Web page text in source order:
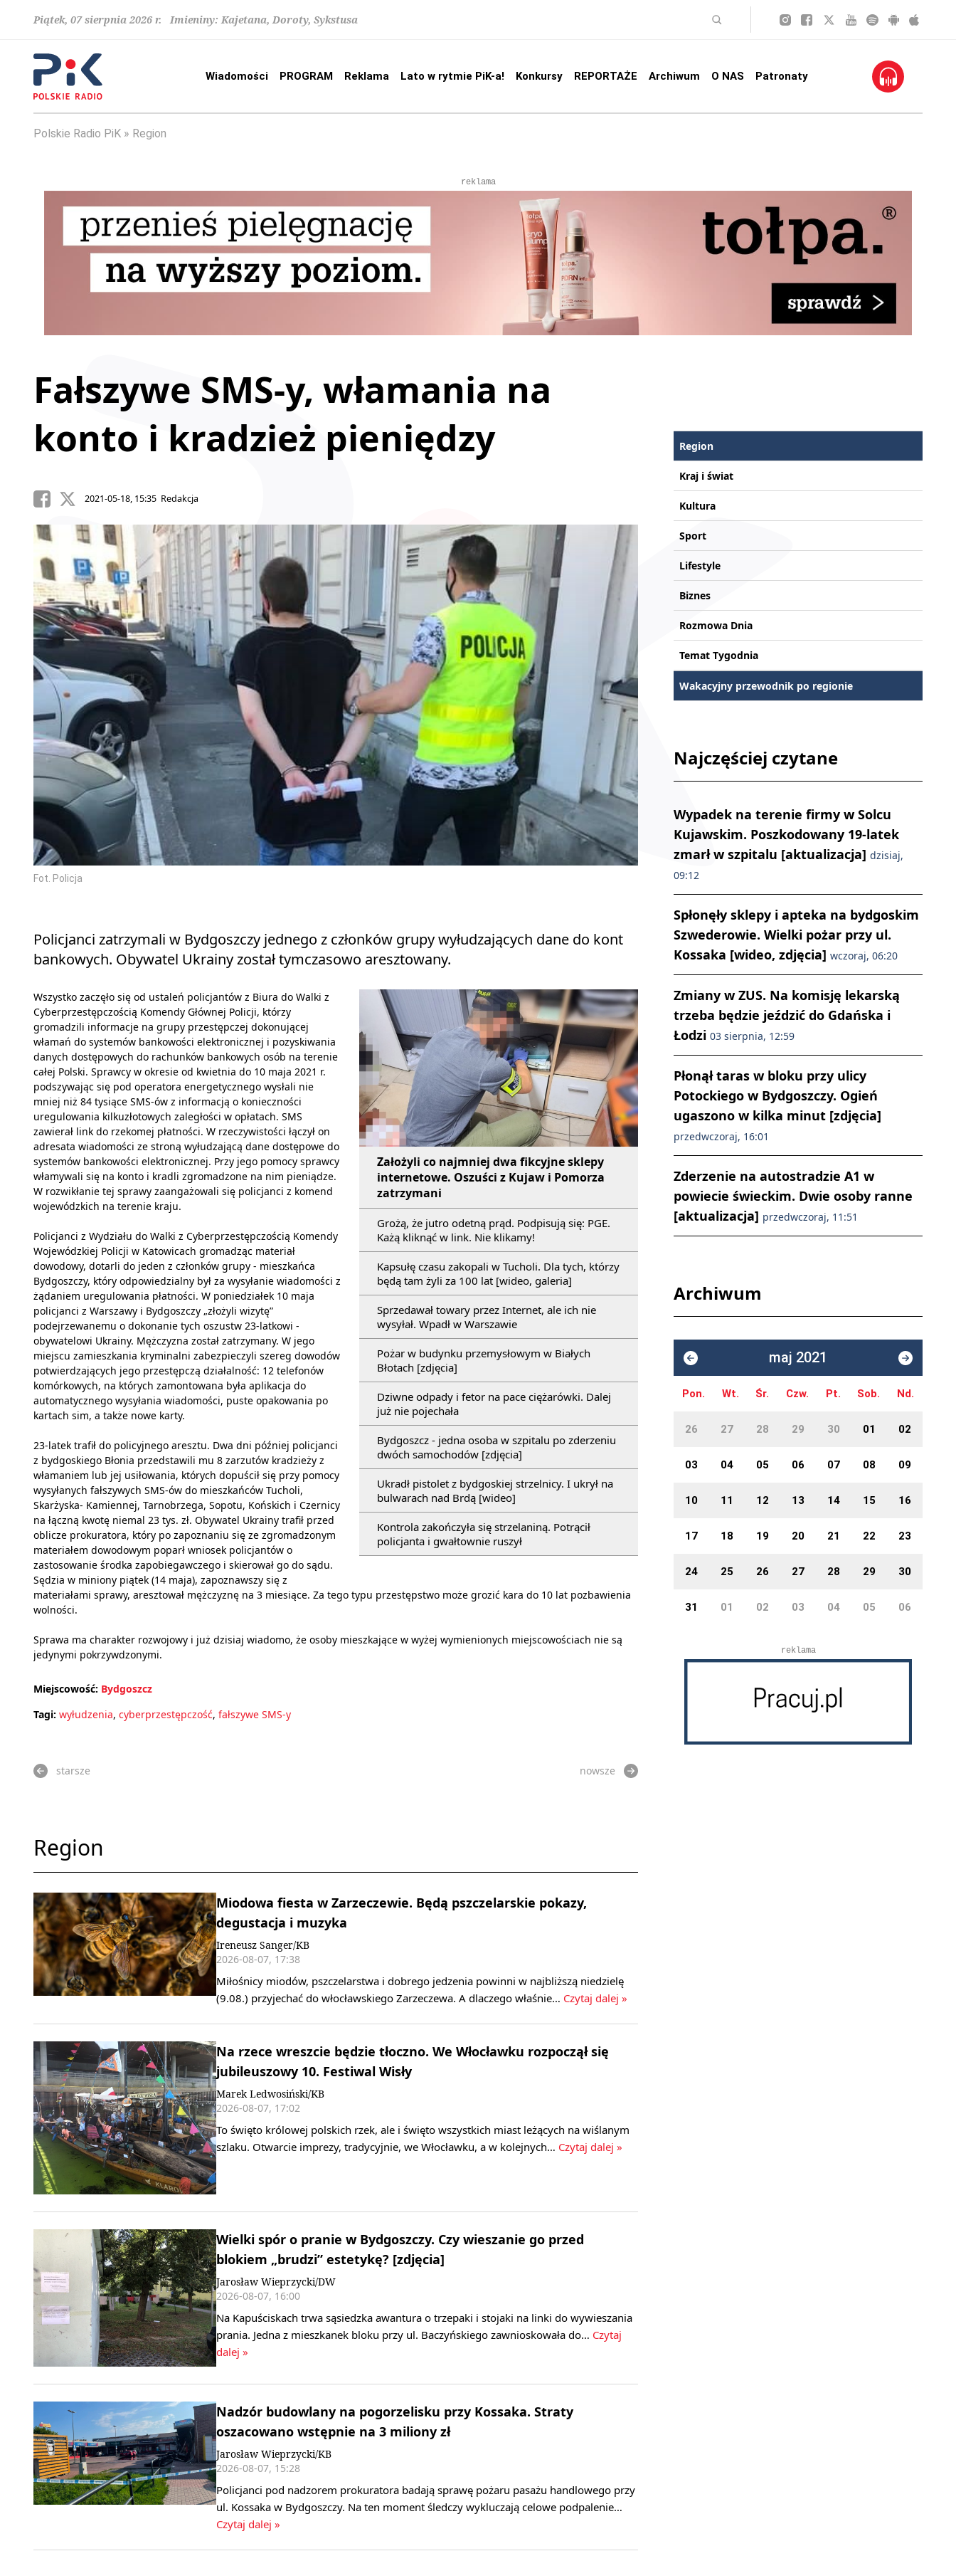
Piątek, 07 sierpnia 2026 r. Imieniny: Kajetana, Doroty, Sykstusa
Wiadomości PROGRAM Reklama Lato w rytmie PiK-a! Konkursy REPORTAŻE Archiwum O NAS Patronaty
Polskie Radio PiK Region
reklama
Fałszywe SMS-y, włamania na
konto i kradzież pieniędzy
2021-05-18, 15:35 Redakcja
Fot. Policja
Policjanci zatrzymali w Bydgoszczy jednego z członków grupy wyłudzających dane do kont
bankowych. Obywatel Ukrainy został tymczasowo aresztowany.
Założyli co najmniej dwa fikcyjne sklepy
internetowe. Oszuści z Kujaw i Pomorza
zatrzymani
Grożą, że jutro odetną prąd. Podpisują się: PGE.
Każą kliknąć w link. Nie klikamy!
Kapsułę czasu zakopali w Tucholi. Dla tych, którzy
będą tam żyli za 100 lat [wideo, galeria]
Sprzedawał towary przez Internet, ale ich nie
wysyłał. Wpadł w Warszawie
Pożar w budynku przemysłowym w Białych
Błotach [zdjęcia]
Dziwne odpady i fetor na pace ciężarówki. Dalej
już nie pojechała
Bydgoszcz - jedna osoba w szpitalu po zderzeniu
dwóch samochodów [zdjęcia]
Ukradł pistolet z bydgoskiej strzelnicy. I ukrył na
bulwarach nad Brdą [wideo]
Kontrola zakończyła się strzelaniną. Potrącił
policjanta i gwałtownie ruszył
Wszystko zaczęło się od ustaleń policjantów z Biura do Walki z
Cyberprzestępczością Komendy Głównej Policji, którzy
gromadzili informacje na grupy przestępczej dokonującej
włamań do systemów bankowości elektronicznej i pozyskiwania
danych dostępowych do rachunków bankowych osób na terenie
całej Polski. Sprawcy w okresie od kwietnia do 10 maja 2021 r.
podszywając się pod operatora energetycznego wysłali nie
mniej niż 84 tysiące SMS-ów z informacją o konieczności
uregulowania kilkuzłotowych zaległości w opłatach. SMS
zawierał link do rzekomej płatności. W rzeczywistości łączył on
adresata wiadomości ze stroną wyłudzającą dane dostępowe do
systemów bankowości elektronicznej. Przy jego pomocy sprawcy
włamywali się na konto i kradli zgromadzone na nim pieniądze.
W rozwikłanie tej sprawy zaangażowali się policjanci z komend
wojewódzkich na terenie kraju.
Policjanci z Wydziału do Walki z Cyberprzestępczością Komendy
Wojewódzkiej Policji w Katowicach gromadząc materiał
dowodowy, dotarli do jeden z członków grupy - mieszkańca
Bydgoszczy, który odpowiedzialny był za wysyłanie wiadomości z
żądaniem uregulowania płatności. W poniedziałek 10 maja
policjanci z Warszawy i Bydgoszczy „złożyli wizytę”
podejrzewanemu o dokonanie tych oszustw 23-latkowi -
obywatelowi Ukrainy. Mężczyzna został zatrzymany. W jego
miejscu zamieszkania kryminalni zabezpieczyli szereg dowodów
potwierdzających jego przestępczą działalność: 12 telefonów
komórkowych, na których zamontowana była aplikacja do
automatycznego wysyłania wiadomości, puste opakowania po
kartach sim, a także nowe karty.
23-latek trafił do policyjnego aresztu. Dwa dni później policjanci
z bydgoskiego Błonia przedstawili mu 8 zarzutów kradzieży z
włamaniem lub jej usiłowania, których dopuścił się przy pomocy
wysyłanych fałszywych SMS-ów do mieszkańców Tucholi,
Skarżyska- Kamiennej, Tarnobrzega, Sopotu, Końskich i Czernicy
na łączną kwotę niemal 23 tys. zł. Obywatel Ukrainy trafił przed
oblicze prokuratora, który po zapoznaniu się ze zgromadzonym
materiałem dowodowym poparł wniosek policjantów o
zastosowanie środka zapobiegawczego i skierował go do sądu.
Sędzia w miniony piątek (14 maja), zapoznawszy się z
materiałami sprawy, aresztował mężczyznę na 3 miesiące. Za tego typu przestępstwo może grozić kara do 10 lat pozbawienia
wolności.
Sprawa ma charakter rozwojowy i już dzisiaj wiadomo, że osoby mieszkające w wyżej wymienionych miejscowościach nie są
jedynymi pokrzywdzonymi.
Miejscowość: Bydgoszcz
Tagi: wyłudzenia, cyberprzestępczość, fałszywe SMS-y
starsze nowsze
Region
Miodowa fiesta w Zarzeczewie. Będą pszczelarskie pokazy,
degustacja i muzyka
Ireneusz Sanger/KB
2026-08-07, 17:38
Miłośnicy miodów, pszczelarstwa i dobrego jedzenia powinni w najbliższą niedzielę
(9.08.) przyjechać do włocławskiego Zarzeczewa. A dlaczego właśnie… Czytaj dalej »
Na rzece wreszcie będzie tłoczno. We Włocławku rozpoczął się
jubileuszowy 10. Festiwal Wisły
Marek Ledwosiński/KB
2026-08-07, 17:02
To święto królowej polskich rzek, ale i święto wszystkich miast leżących na wiślanym
szlaku. Otwarcie imprezy, tradycyjnie, we Włocławku, a w kolejnych… Czytaj dalej »
Wielki spór o pranie w Bydgoszczy. Czy wieszanie go przed
blokiem „brudzi” estetykę? [zdjęcia]
Jarosław Wieprzycki/DW
2026-08-07, 16:00
Na Kapuściskach trwa sąsiedzka awantura o trzepaki i stojaki na linki do wywieszania
prania. Jedna z mieszkanek bloku przy ul. Baczyńskiego zawnioskowała do… Czytaj
dalej »
Nadzór budowlany na pogorzelisku przy Kossaka. Straty
oszacowano wstępnie na 3 miliony zł
Jarosław Wieprzycki/KB
2026-08-07, 15:28
Policjanci pod nadzorem prokuratora badają sprawę pożaru pasażu handlowego przy
ul. Kossaka w Bydgoszczy. Na ten moment śledczy wykluczają celowe podpalenie…
Czytaj dalej »
Region
Kraj i świat
Kultura
Sport
Lifestyle
Biznes
Rozmowa Dnia
Temat Tygodnia
Wakacyjny przewodnik po regionie
Najczęściej czytane
Wypadek na terenie firmy w Solcu
Kujawskim. Poszkodowany 19-latek
zmarł w szpitalu [aktualizacja] dzisiaj,
09:12
Spłonęły sklepy i apteka na bydgoskim
Szwederowie. Wielki pożar przy ul.
Kossaka [wideo, zdjęcia] wczoraj, 06:20
Zmiany w ZUS. Na komisję lekarską
trzeba będzie jeździć do Gdańska i
Łodzi 03 sierpnia, 12:59
Płonął taras w bloku przy ulicy
Potockiego w Bydgoszczy. Ogień
ugaszono w kilka minut [zdjęcia]
przedwczoraj, 16:01
Zderzenie na autostradzie A1 w
powiecie świeckim. Dwie osoby ranne
[aktualizacja] przedwczoraj, 11:51
Archiwum
maj 2021
Pon. Wt. Śr. Czw. Pt. Sob. Nd.
26 27 28 29 30 01 02
03 04 05 06 07 08 09
10 11 12 13 14 15 16
17 18 19 20 21 22 23
24 25 26 27 28 29 30
31 01 02 03 04 05 06
reklama